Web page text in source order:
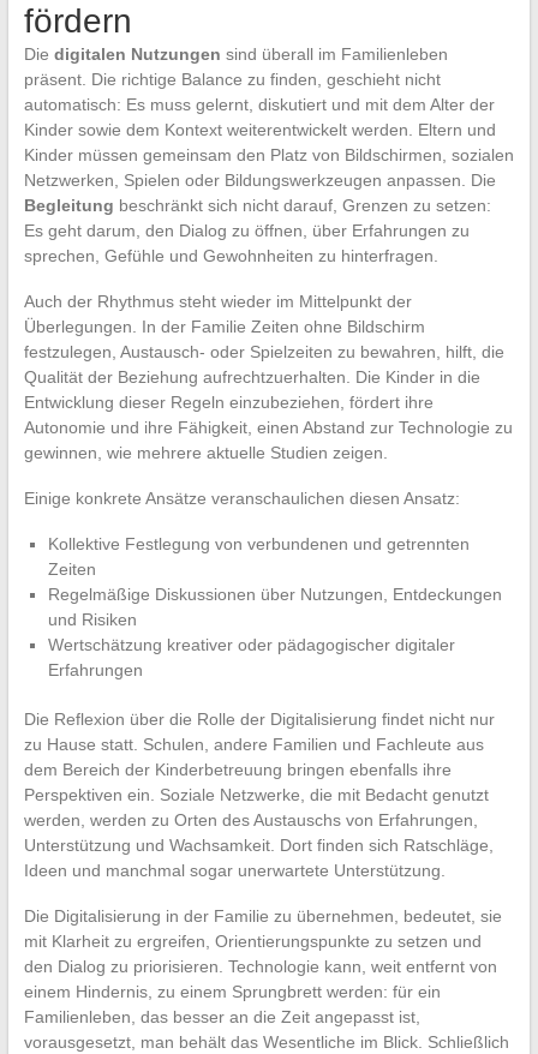
fördern
Die digitalen Nutzungen sind überall im Familienleben
präsent. Die richtige Balance zu finden, geschieht nicht
automatisch: Es muss gelernt, diskutiert und mit dem Alter der
Kinder sowie dem Kontext weiterentwickelt werden. Eltern und
Kinder müssen gemeinsam den Platz von Bildschirmen, sozialen
Netzwerken, Spielen oder Bildungswerkzeugen anpassen. Die
Begleitung beschränkt sich nicht darauf, Grenzen zu setzen:
Es geht darum, den Dialog zu öffnen, über Erfahrungen zu
sprechen, Gefühle und Gewohnheiten zu hinterfragen.
Auch der Rhythmus steht wieder im Mittelpunkt der
Überlegungen. In der Familie Zeiten ohne Bildschirm
festzulegen, Austausch- oder Spielzeiten zu bewahren, hilft, die
Qualität der Beziehung aufrechtzuerhalten. Die Kinder in die
Entwicklung dieser Regeln einzubeziehen, fördert ihre
Autonomie und ihre Fähigkeit, einen Abstand zur Technologie zu
gewinnen, wie mehrere aktuelle Studien zeigen.
Einige konkrete Ansätze veranschaulichen diesen Ansatz:
Kollektive Festlegung von verbundenen und getrennten
Zeiten
Regelmäßige Diskussionen über Nutzungen, Entdeckungen
und Risiken
Wertschätzung kreativer oder pädagogischer digitaler
Erfahrungen
Die Reflexion über die Rolle der Digitalisierung findet nicht nur
zu Hause statt. Schulen, andere Familien und Fachleute aus
dem Bereich der Kinderbetreuung bringen ebenfalls ihre
Perspektiven ein. Soziale Netzwerke, die mit Bedacht genutzt
werden, werden zu Orten des Austauschs von Erfahrungen,
Unterstützung und Wachsamkeit. Dort finden sich Ratschläge,
Ideen und manchmal sogar unerwartete Unterstützung.
Die Digitalisierung in der Familie zu übernehmen, bedeutet, sie
mit Klarheit zu ergreifen, Orientierungspunkte zu setzen und
den Dialog zu priorisieren. Technologie kann, weit entfernt von
einem Hindernis, zu einem Sprungbrett werden: für ein
Familienleben, das besser an die Zeit angepasst ist,
vorausgesetzt, man behält das Wesentliche im Blick. Schließlich